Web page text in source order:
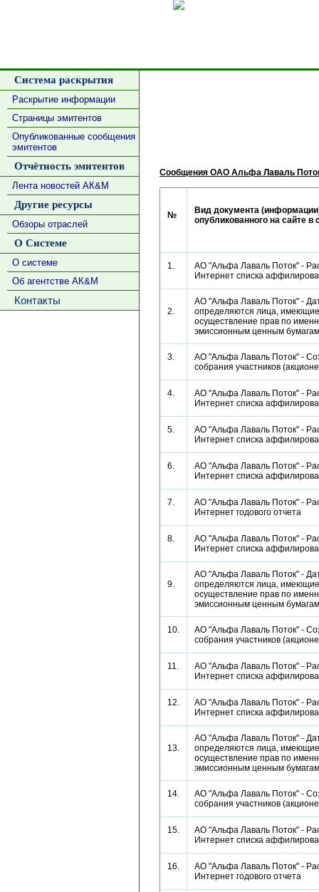
Система раскрытия
Раскрытие информации
Страницы эмитентов
Опубликованные сообщения
эмитентов
Отчётность эмитентов
Лента новостей АК&М
Другие ресурсы
Обзоры отраслей
О Системе
О системе
Об агентстве АК&М
Контакты
Сообщения ОАО Альфа Лаваль
№
Вид документа
опубликованного на сайте в
1.
АО "Альфа Лаваль Поток" -
Интернет списка
2.
АО "Альфа Лаваль Поток" -
определяются лица,
осуществление прав по
эмиссионным ценным
3.
АО "Альфа Лаваль Поток" -
собрания участников
4.
АО "Альфа Лаваль Поток" -
Интернет списка
5.
АО "Альфа Лаваль Поток" -
Интернет списка
6.
АО "Альфа Лаваль Поток" -
Интернет списка
7.
АО "Альфа Лаваль Поток" -
Интернет годового отчета
8.
АО "Альфа Лаваль Поток" -
Интернет списка
9.
АО "Альфа Лаваль Поток" -
определяются лица,
осуществление прав по
эмиссионным ценным
10.
АО "Альфа Лаваль Поток" -
собрания участников
11.
АО "Альфа Лаваль Поток" -
Интернет списка
12.
АО "Альфа Лаваль Поток" -
Интернет списка
13.
АО "Альфа Лаваль Поток" -
определяются лица,
осуществление прав по
эмиссионным ценным
14.
АО "Альфа Лаваль Поток" -
собрания участников
15.
АО "Альфа Лаваль Поток" -
Интернет списка
16.
АО "Альфа Лаваль Поток" -
Интернет годового отчета